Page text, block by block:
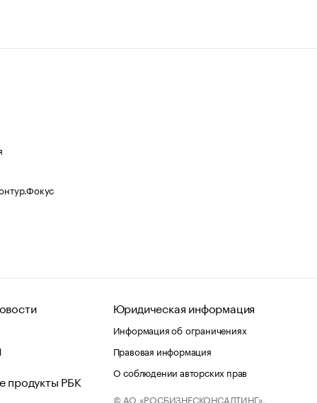
продукты РБК
Юридическая информация
Информация об ограничениях
Правовая информация
О соблюдении авторских прав
© АО «РОСБИЗНЕСКОНСАЛТИНГ»,